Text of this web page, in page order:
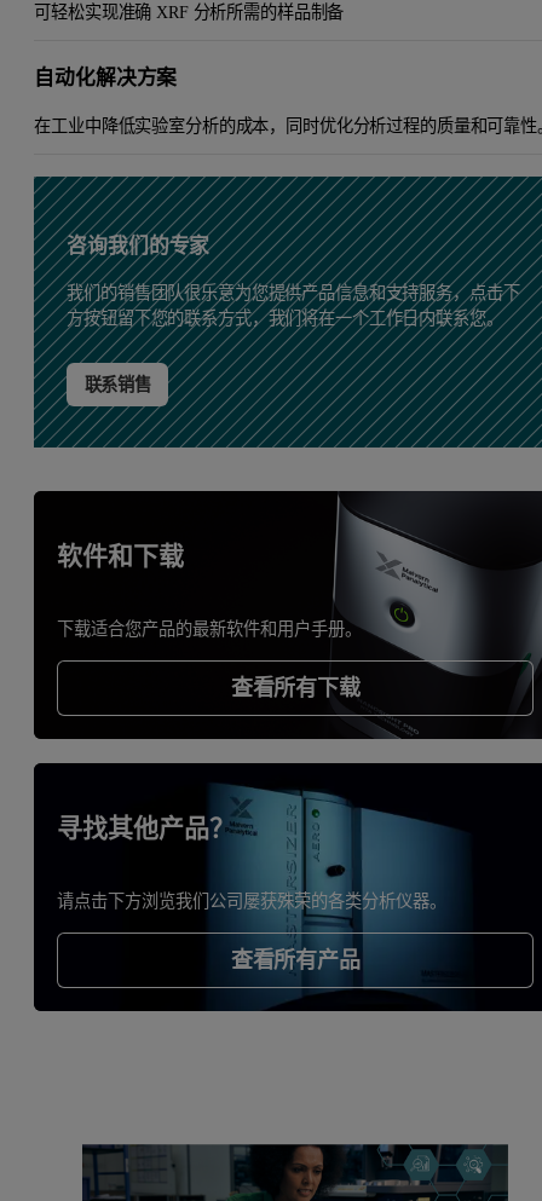
可轻松实现准确 XRF 分析所需的样品制备
自动化解决方案
在工业中降低实验室分析的成本，同时优化分析过程的质量和可靠性
咨询我们的专家
我们的销售团队很乐意为您提供产品信息和支持服务，点击下
方按钮留下您的联系方式，我们将在一个工作日内联系您。
联系销售
软件和下载
下载适合您产品的最新软件和用户手册。
查看所有下载
寻找其他产品？
请点击下方浏览我们公司屡获殊荣的各类分析仪器。
查看所有产品